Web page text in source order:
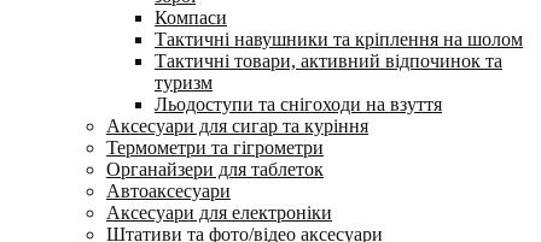
Компаси
Тактичні навушники та кріплення на шолом
Тактичні товари, активний відпочинок та
туризм
Льодоступи та снігоходи на взуття
Аксесуари для сигар та куріння
Термометри та гігрометри
Органайзери для таблеток
Автоаксесуари
Аксесуари для електроніки
Штативи та фото/відео аксесуари